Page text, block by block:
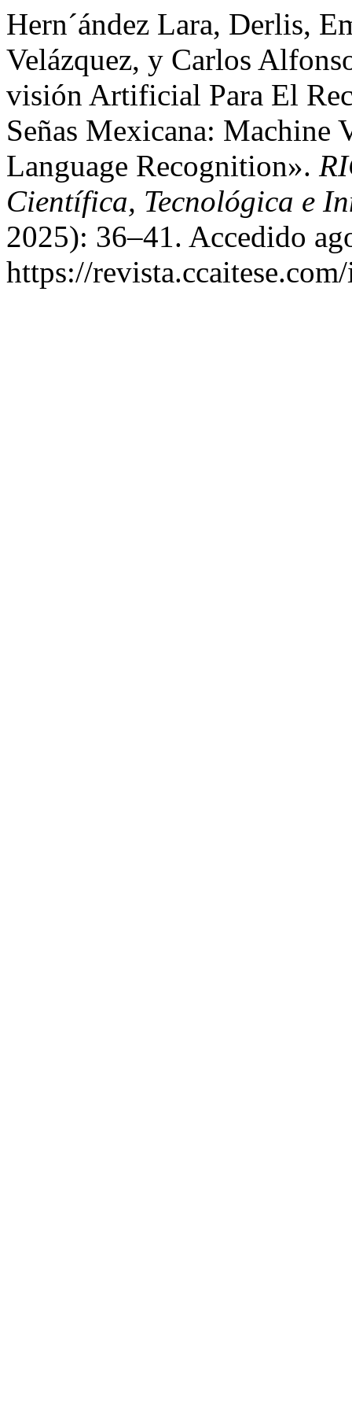
Hern´ández Lara, Derlis,
Velázquez, y Carlos
visión Artificial Para El
Señas Mexicana:
Language Recognition».
Científica, Tecnológica e
2025): 36–41. Accedido
https://